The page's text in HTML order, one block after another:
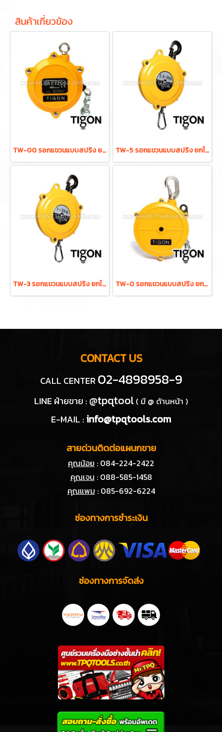
สินค้าเกี่ยวข้อง
TW-00 รอกแขวนแบบสปริง ยกได้ 0.5-1.5 กก. ระยะยก 0.5 ม. "TIGON" มาตรฐานสากลจากประเทศเกาหลี TW-5 รอกแขวนแบบสปริง ยกได้ 2.5-5.0 กก. ระยะยก 1.3 ม. "TIGON" มาตรฐานสากลจากประเทศเกาหลี
TW-3 รอกแขวนแบบสปริง ยกได้ 1.0-3.0 กก. ระยะยก 1.3 ม. "TIGON" มาตรฐานสากลจากประเทศเกาหลี TW-0 รอกแขวนแบบสปริง ยกได้ 0.5-1.5 กก. ระยะยก 1.0 ม. "TIGON" มาตรฐานสากลจากประเทศเกาหลี
CONTACT US
CALL CENTER 02-4898958-9
LINE ฝ่ายขาย : @tpqtool ( มี @ ด้านหน้า )
E-MAIL :info@tpqtools.com
สายด่วนติดต่อแผนกขาย
คุณน้อย : 084-224-2422
คุณเจน : 088-585-1458
คุณแพม : 085-692-6224
ช่องทางการชำระเงิน
ช่องทางการจัดส่ง